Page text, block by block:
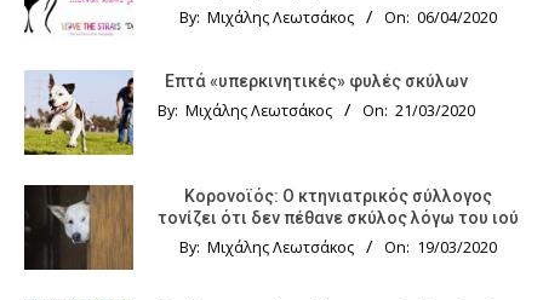
By: Μιχάλης Λεωτσάκος On: 06/04/2020
Επτά «υπερκινητικές» φυλές σκύλων
By: Μιχάλης Λεωτσάκος On: 21/03/2020
Κορονοϊός: Ο κτηνιατρικός σύλλογος
τονίζει ότι δεν πέθανε σκύλος λόγω του ιού
By: Μιχάλης Λεωτσάκος On: 19/03/2020